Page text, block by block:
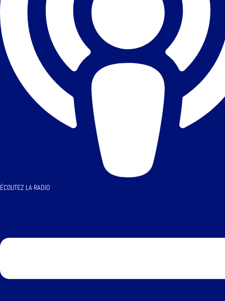
ÉCOUTEZ LA RADIO